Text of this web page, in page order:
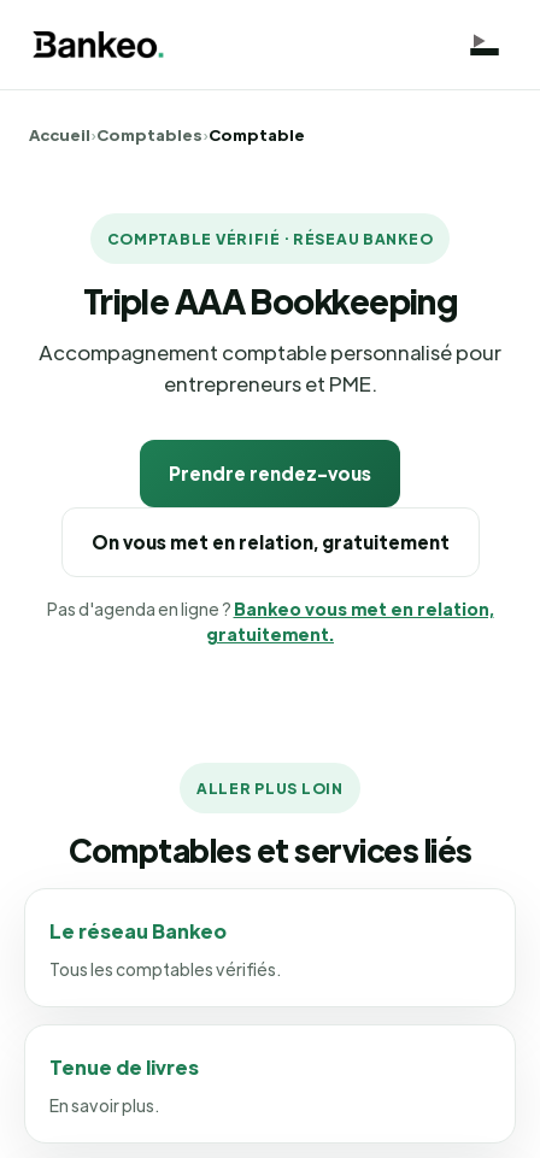
Accueil›Comptables›Comptable
COMPTABLE VÉRIFIÉ · RÉSEAU BANKEO
Triple AAA Bookkeeping
Accompagnement comptable personnalisé pour
entrepreneurs et PME.
Prendre rendez-vous
On vous met en relation, gratuitement
Pas d'agenda en ligne ? Bankeo vous met en relation,
gratuitement.
ALLER PLUS LOIN
Comptables et services liés
Le réseau Bankeo
Tous les comptables vérifiés.
Tenue de livres
En savoir plus.